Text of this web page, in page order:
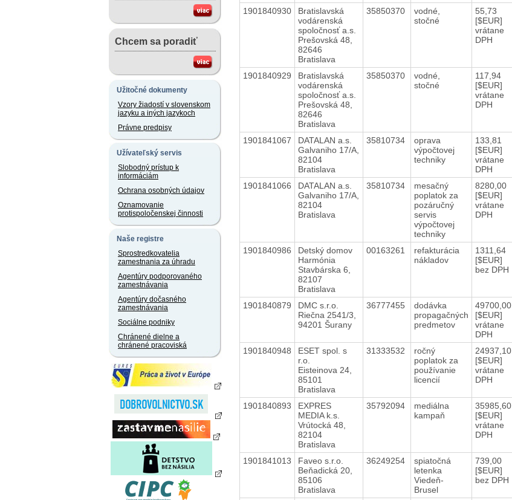
Chcem sa poradiť
Užitočné dokumenty
Vzory žiadostí v slovenskom
jazyku a iných jazykoch
Právne predpisy
Užívateľský servis
Slobodný prístup k
informáciám
Ochrana osobných údajov
Oznamovanie
protispoločenskej činnosti
Naše registre
Sprostredkovatelia
zamestnania za úhradu
Agentúry podporovaného
zamestnávania
Agentúry dočasného
zamestnávania
Sociálne podniky
Chránené dielne a
chránené pracoviská
1901840930
Bratislavská
vodárenská
spoločnosť a.s.
Prešovská 48,
82646
Bratislava
35850370
vodné,
stočné
55,73
[$EUR]
vrátane
DPH
1901840929
Bratislavská
vodárenská
spoločnosť a.s.
Prešovská 48,
82646
Bratislava
35850370
vodné,
stočné
117,94
[$EUR]
vrátane
DPH
1901841067
DATALAN a.s.
Galvaniho 17/A,
82104
Bratislava
35810734
oprava
výpočtovej
techniky
133,81
[$EUR]
vrátane
DPH
1901841066
DATALAN a.s.
Galvaniho 17/A,
82104
Bratislava
35810734
mesačný
poplatok za
pozáručný
servis
výpočtovej
techniky
8280,00
[$EUR]
vrátane
DPH
1901840986
Detský domov
Harmónia
Stavbárska 6,
82107
Bratislava
00163261
refakturácia
nákladov
1311,64
[$EUR]
bez DPH
1901840879
DMC s.r.o.
Riečna 2541/3,
94201 Šurany
36777455
dodávka
propagačných
predmetov
49700,00
[$EUR]
vrátane
DPH
1901840948
ESET spol. s
r.o.
Eisteinova 24,
85101
Bratislava
31333532
ročný
poplatok za
používanie
licencií
24937,10
[$EUR]
vrátane
DPH
1901840893
EXPRES
MEDIA k.s.
Vrútocká 48,
82104
Bratislava
35792094
mediálna
kampaň
35985,60
[$EUR]
vrátane
DPH
1901841013
Faveo s.r.o.
Beňadická 20,
85106
Bratislava
36249254
spiatočná
letenka
Viedeň-
Brusel
739,00
[$EUR]
bez DPH